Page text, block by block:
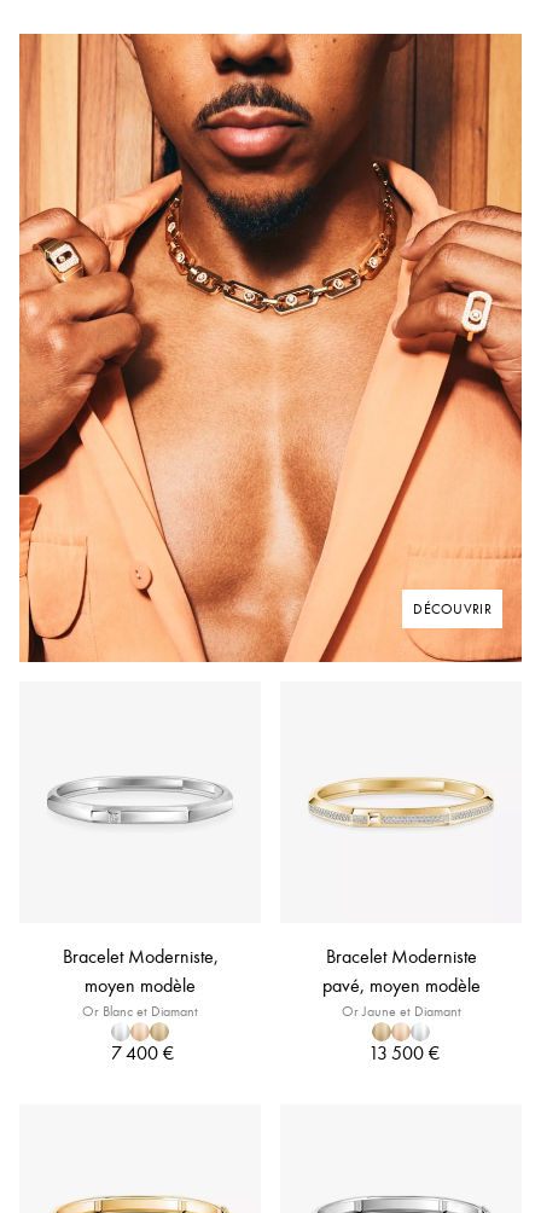
DÉCOUVRIR
Bracelet Moderniste,
moyen modèle
Or Blanc et Diamant
7 400 €
Bracelet Moderniste
pavé, moyen modèle
Or Jaune et Diamant
13 500 €